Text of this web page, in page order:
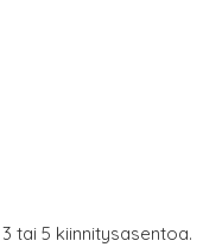
tai 5 kiinnitysasentoa.